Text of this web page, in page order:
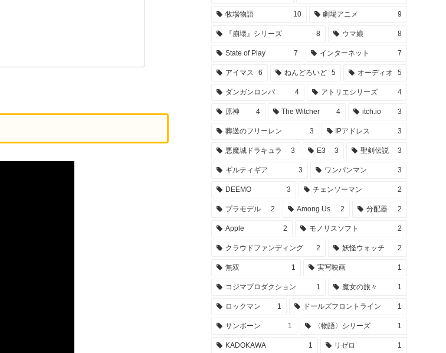
牧場物語 10 劇場アニメ 9
『崩壊』シリーズ 8 ウマ娘 8
State of Play 7 インターネット 7
アイマス 6 ねんどろいど 5 オーディオ 5
ダンガンロンパ 4 アトリエシリーズ 4
原神 4 The Witcher 4 itch.io 3
葬送のフリーレン 3 IPアドレス 3
悪魔城ドラキュラ 3 E3 3 聖剣伝説 3
ギルティギア 3 ワンパンマン 3
DEEMO 3 チェンソーマン 2
プラモデル 2 Among Us 2 分配器 2
Apple 2 モノリスソフト 2
クラウドファンディング 2 妖怪ウォッチ 2
無双 1 実写映画 1
コジマプロダクション 1 魔女の旅々 1
ロックマン 1 ドールズフロントライン 1
サンボーン 1 〈物語〉シリーズ 1
KADOKAWA 1 リゼロ 1